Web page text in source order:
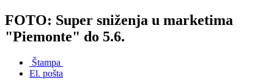
FOTO: Super sniženja u marketima
"Piemonte" do 5.6.
Štampa
El. pošta